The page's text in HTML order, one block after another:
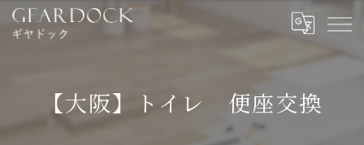
【大阪】トイレ 便座交換